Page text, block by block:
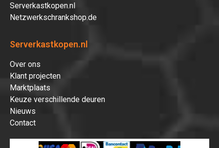
Serverkastkopen.nl
Netzwerkschrankshop.de
Serverkastkopen.nl
Over ons
Klant projecten
Marktplaats
Keuze verschillende deuren
Nieuws
Contact